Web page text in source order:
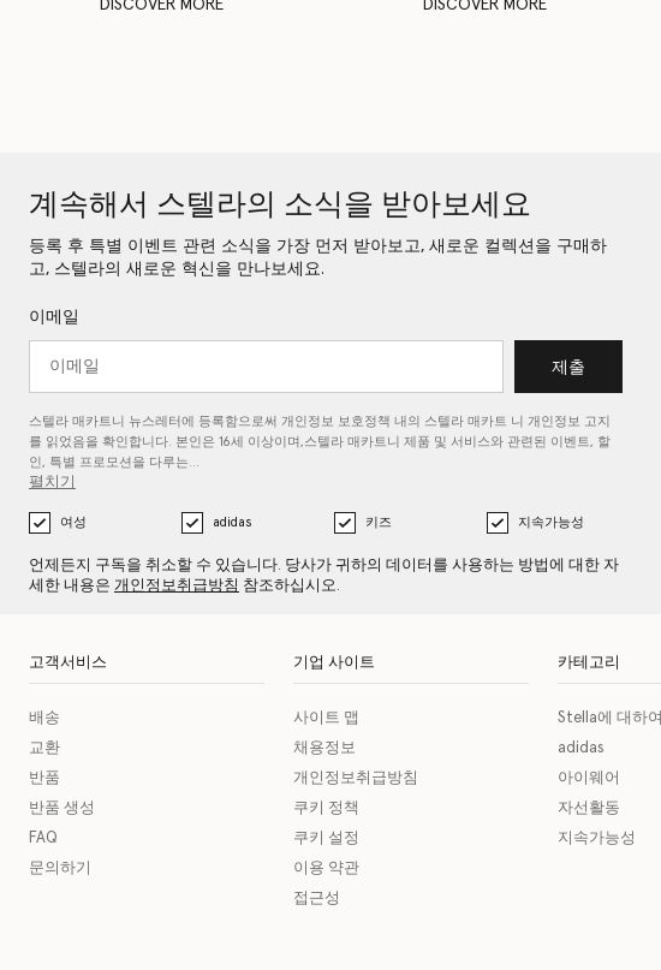
DISCOVER MORE DISCOVER MORE
계속해서 스텔라의 소식을 받아보세요
등록 후 특별 이벤트 관련 소식을 가장 먼저 받아보고, 새로운 컬렉션을 구매하
고, 스텔라의 새로운 혁신을 만나보세요.
이메일
제출
스텔라 매카트니 뉴스레터에 등록함으로써 개인정보 보호정책 내의 스텔라 매카트 니 개인정보 고지
를 읽었음을 확인합니다. 본인은 16세 이상이며,스텔라 매카트니 제품 및 서비스와 관련된 이벤트, 할
인, 특별 프로모션을 다루는…
펼치기
여성 adidas 키즈 지속가능성
언제든지 구독을 취소할 수 있습니다. 당사가 귀하의 데이터를 사용하는 방법에 대한 자
세한 내용은 개인정보취급방침 참조하십시오.
고객서비스
배송
교환
반품
반품 생성
FAQ
문의하기
기업 사이트
사이트 맵
채용정보
개인정보취급방침
쿠키 정책
쿠키 설정
이용 약관
접근성
카테고리
Stella에 대하여
adidas
아이웨어
자선활동
지속가능성